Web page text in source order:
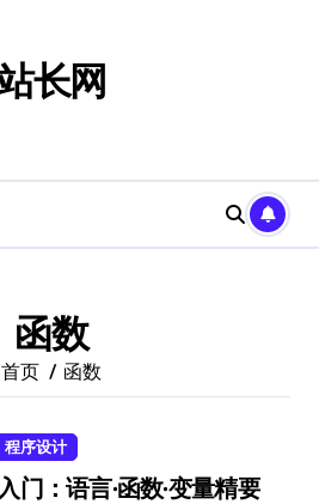
长网
函数
首页 函数
程序设计
门：语言·函数·变量精要